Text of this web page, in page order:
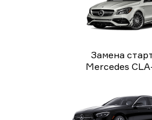
Замена
Mercedes